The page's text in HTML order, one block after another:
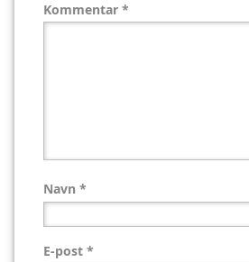
Kommentar *
Navn *
E-post *